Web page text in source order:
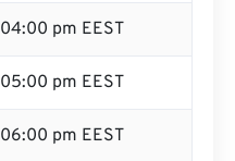
04:00 pm EEST
05:00 pm EEST
06:00 pm EEST